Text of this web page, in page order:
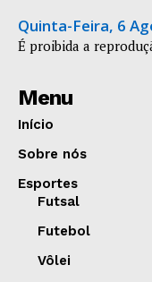
Quinta-Feira, 6
É proibida a
Menu
Início
Sobre nós
Esportes
Futsal
Futebol
Vôlei